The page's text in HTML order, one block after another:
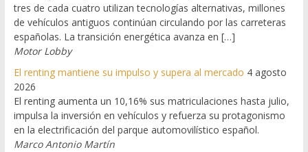
tres de cada cuatro utilizan tecnologías alternativas, millones
de vehículos antiguos continúan circulando por las carreteras
españolas. La transición energética avanza en […]
Motor Lobby
El renting mantiene su impulso y supera al mercado 4 agosto
2026
El renting aumenta un 10,16% sus matriculaciones hasta julio,
impulsa la inversión en vehículos y refuerza su protagonismo
en la electrificación del parque automovilístico español.
Marco Antonio Martín